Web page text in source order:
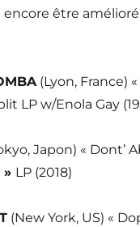
être
(Lyon, France)
LP w/Enola Gay
Japon) « Dont’
» LP (2018)
(New York, US) «